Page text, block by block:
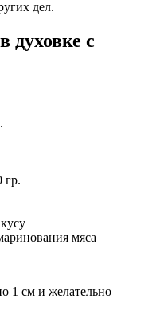
дел.
духовке с
гр.
мяса
1 см и желательно